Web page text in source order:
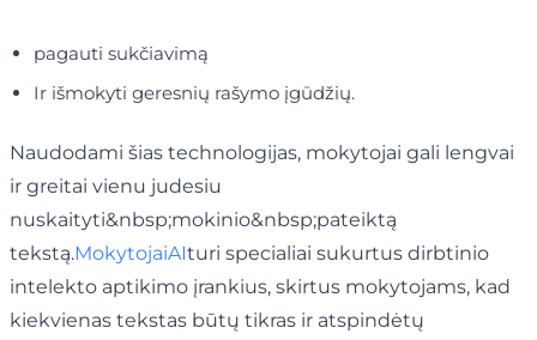
pagauti sukčiavimą
Ir išmokyti geresnių rašymo įgūdžių.
Naudodami šias technologijas, mokytojai gali lengvai
ir greitai vienu judesiu
nuskaityti&nbsp;mokinio&nbsp;pateiktą
tekstą.MokytojaiAIturi specialiai sukurtus dirbtinio
intelekto aptikimo įrankius, skirtus mokytojams, kad
kiekvienas tekstas būtų tikras ir atspindėtų